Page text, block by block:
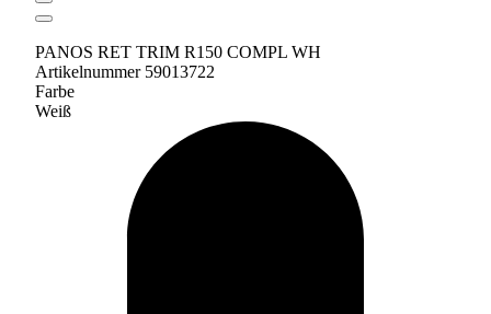
PANOS RET TRIM R150 COMPL WH
Artikelnummer 59013722
Farbe
Weiß